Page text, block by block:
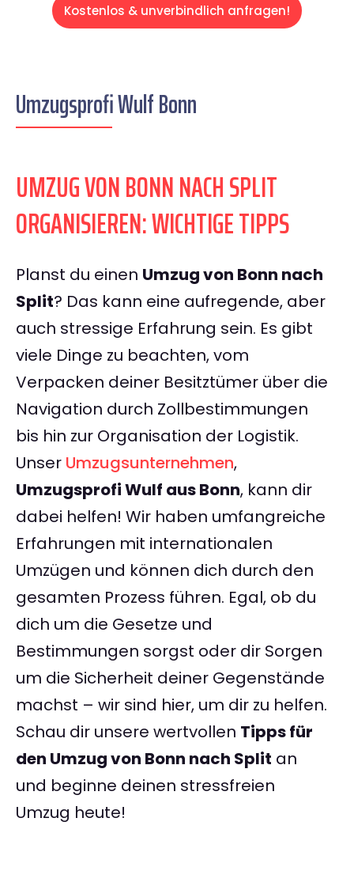
Kostenlos & unverbindlich anfragen!
Umzugsprofi Wulf Bonn
UMZUG VON BONN NACH SPLIT
ORGANISIEREN: WICHTIGE TIPPS
Planst du einen Umzug von Bonn nach
Split? Das kann eine aufregende, aber
auch stressige Erfahrung sein. Es gibt
viele Dinge zu beachten, vom
Verpacken deiner Besitztümer über die
Navigation durch Zollbestimmungen
bis hin zur Organisation der Logistik.
Unser Umzugsunternehmen,
Umzugsprofi Wulf aus Bonn, kann dir
dabei helfen! Wir haben umfangreiche
Erfahrungen mit internationalen
Umzügen und können dich durch den
gesamten Prozess führen. Egal, ob du
dich um die Gesetze und
Bestimmungen sorgst oder dir Sorgen
um die Sicherheit deiner Gegenstände
machst – wir sind hier, um dir zu helfen.
Schau dir unsere wertvollen Tipps für
den Umzug von Bonn nach Split an
und beginne deinen stressfreien
Umzug heute!